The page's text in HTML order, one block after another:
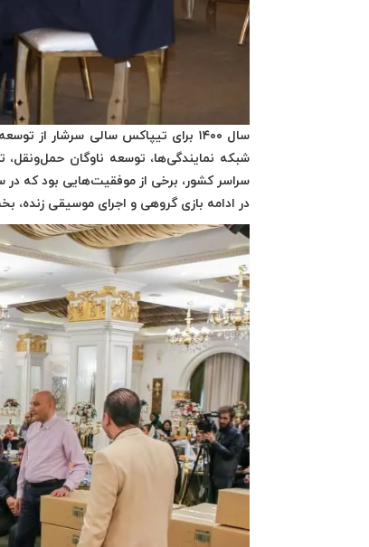
سال ۱۴۰۰ برای تیپاکس سالی سرشار
شبکه نمایندگی‌ها، توسعه ناوگان
سراسر کشور، برخی از موفقیت‌هایی بود که
در ادامه بازی گروهی و اجرای موسیقی زنده،